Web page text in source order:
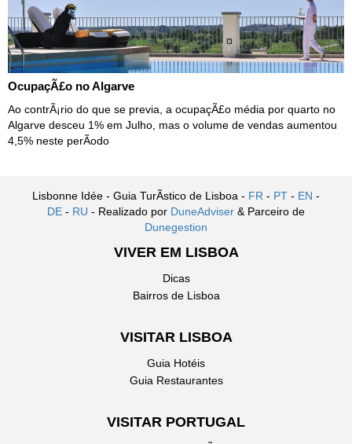
OcupaçÃ£o no Algarve
Ao contrÃ¡rio do que se previa, a ocupaçÃ£o média por quarto no
Algarve desceu 1% em Julho, mas o volume de vendas aumentou
4,5% neste perÃ­odo
Lisbonne Idée - Guia TurÃ­stico de Lisboa - FR - PT - EN -
DE - RU - Realizado por DuneAdviser & Parceiro de
Dunegestion
VIVER EM LISBOA
Dicas
Bairros de Lisboa
VISITAR LISBOA
Guia Hotéis
Guia Restaurantes
VISITAR PORTUGAL